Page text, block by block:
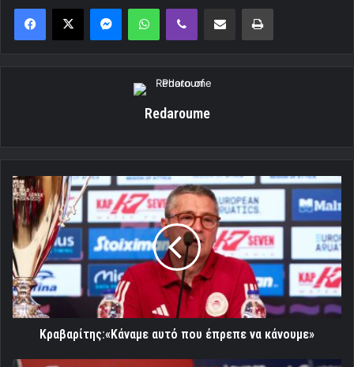
MessengerWhatsAppViber Κοινοποίηση μέσω ηλεκτρονικού ταχυδρομείουΕκτύπωση
Redaroume
Κραβαρίτης:«Κάναμε
αυτό
που
έπρεπε
να
κάνουμε»
Κραβαρίτης:«Κάναμε αυτό που έπρεπε να κάνουμε»